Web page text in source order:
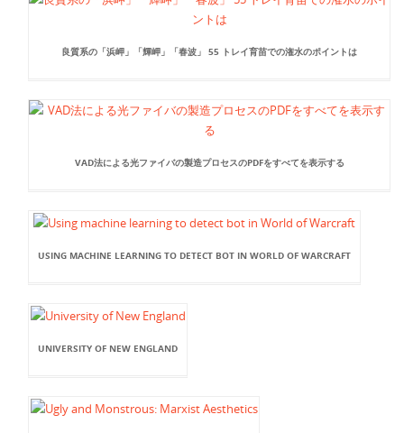
良質系の「浜岬」「輝岬」「春波」 55 トレイ育苗での潅水のポイントは
VAD法による光ファイバの製造プロセスのPDFをすべてを表示する
USING MACHINE LEARNING TO DETECT BOT IN WORLD OF WARCRAFT
UNIVERSITY OF NEW ENGLAND